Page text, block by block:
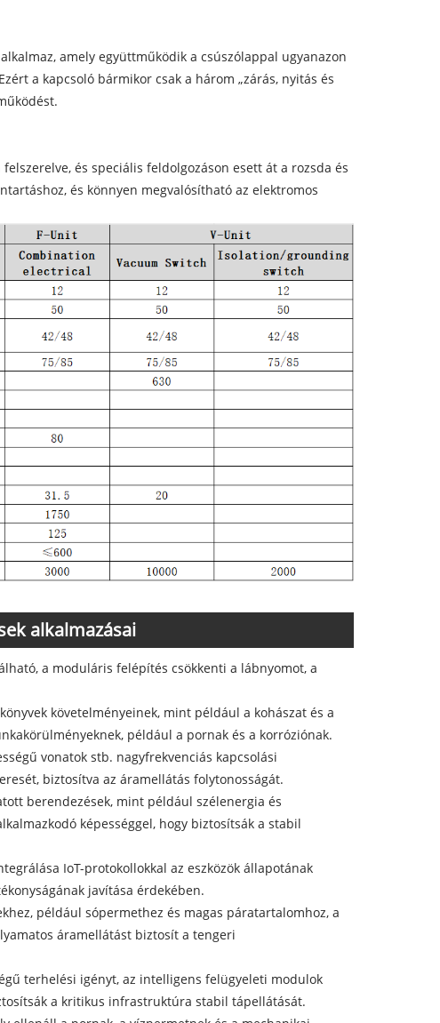
amely együttműködik a csúszólappal ugyanazon
a kapcsoló bármikor csak a három „zárás, nyitás és
és speciális feldolgozáson esett át a rozsda és
és könnyen megvalósítható az elektromos
alkalmazásai
a moduláris felépítés csökkenti a lábnyomot, a
követelményeinek, mint például a kohászat és a
például a pornak és a korróziónak.
vonatok stb. nagyfrekvenciás kapcsolási
biztosítva az áramellátás folytonosságát.
berendezések, mint például szélenergia és
képességgel, hogy biztosítsák a stabil
IoT-protokollokkal az eszközök állapotának
javítása érdekében.
például sópermethez és magas páratartalomhoz, a
áramellátást biztosít a tengeri
terhelési igényt, az intelligens felügyeleti modulok
a kritikus infrastruktúra stabil tápellátását.